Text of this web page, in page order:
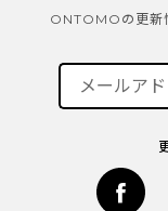
ONTOMOの更新